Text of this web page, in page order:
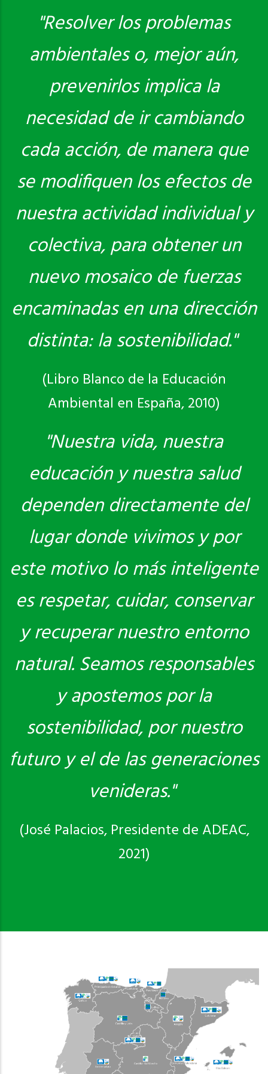
Saber más
"Resolver los problemas
ambientales o, mejor aún,
prevenirlos implica la
necesidad de ir cambiando
cada acción, de manera que
se modifiquen los efectos de
nuestra actividad individual y
colectiva, para obtener un
nuevo mosaico de fuerzas
encaminadas en una dirección
distinta: la sostenibilidad."
(Libro Blanco de la Educación
Ambiental en España, 2010)
"Nuestra vida, nuestra
educación y nuestra salud
dependen directamente del
lugar donde vivimos y por
este motivo lo más inteligente
es respetar, cuidar, conservar
y recuperar nuestro entorno
natural. Seamos responsables
y apostemos por la
sostenibilidad, por nuestro
futuro y el de las generaciones
venideras."
(José Palacios, Presidente de ADEAC,
2021)